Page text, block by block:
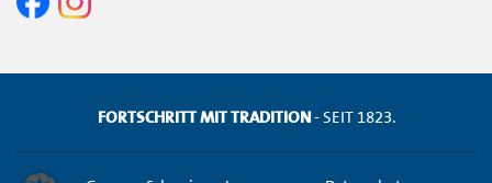
FORTSCHRITT MIT TRADITION- SEIT 1823.